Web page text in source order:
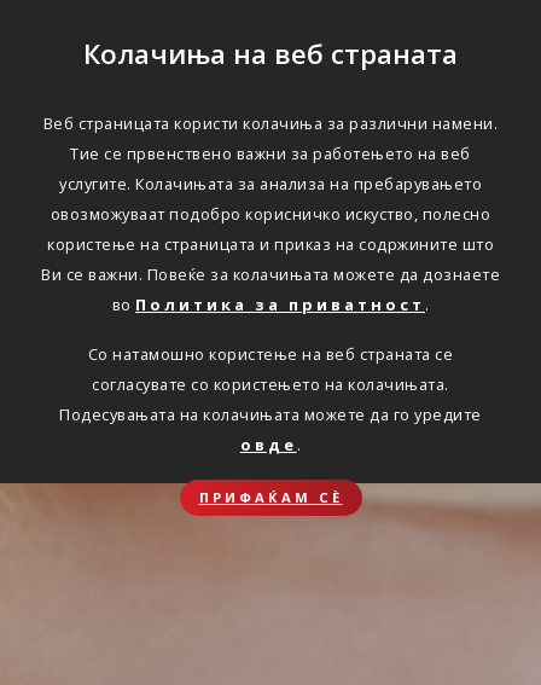
Колачиња на веб страната
Веб страницата користи колачиња за различни намени.
Тие се првенствено важни за работењето на веб
услугите. Колачињата за анализа на пребарувањето
овозможуваат подобро корисничко искуство, полесно
користење на страницата и приказ на содржините што
Ви се важни. Повеќе за колачињата можете да дознаете
во Политика за приватност .
Со натамошно користење на веб страната се
согласувате со користењето на колачињата.
Подесувањата на колачињата можете да го уредите
овде .
ПРИФАЌАМ СЀ